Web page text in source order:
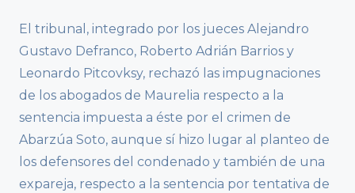
El tribunal, integrado por los jueces Alejandro
Gustavo Defranco, Roberto Adrián Barrios y
Leonardo Pitcovksy, rechazó las impugnaciones
de los abogados de Maurelia respecto a la
sentencia impuesta a éste por el crimen de
Abarzúa Soto, aunque sí hizo lugar al planteo de
los defensores del condenado y también de una
expareja, respecto a la sentencia por tentativa de